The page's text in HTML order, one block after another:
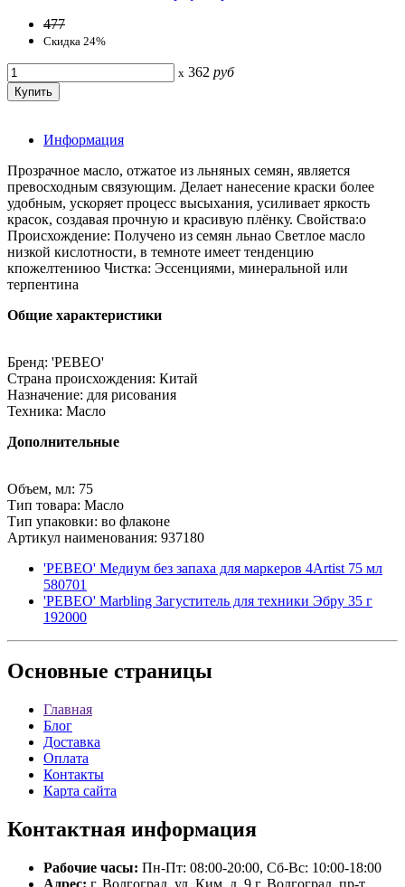
477
Скидка 24%
x 362 руб
Информация
Прозрачное масло, отжатое из льняных семян, является
превосходным связующим. Делает нанесение краски более
удобным, ускоряет процесс высыхания, усиливает яркость
красок, создавая прочную и красивую плёнку. Свойства:o
Происхождение: Получено из семян льнаo Светлое масло
низкой кислотности, в темноте имеет тенденцию
кпожелтениюo Чистка: Эссенциями, минеральной или
терпентина
Общие характеристики
Бренд: 'PEBEO'
Страна происхождения: Китай
Назначение: для рисования
Техника: Масло
Дополнительные
Объем, мл: 75
Тип товара: Масло
Тип упаковки: во флаконе
Артикул наименования: 937180
'PEBEO' Медиум без запаха для маркеров 4Artist 75 мл
580701
'PEBEO' Marbling Загуститель для техники Эбру 35 г
192000
Основные страницы
Главная
Блог
Доставка
Оплата
Контакты
Карта сайта
Контактная информация
Рабочие часы: Пн-Пт: 08:00-20:00, Сб-Вс: 10:00-18:00